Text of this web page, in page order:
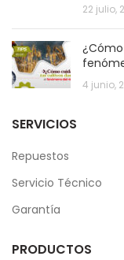
22 julio,
4 junio,
SERVICIOS
Repuestos
Servicio Técnico
Garantía
PRODUCTOS